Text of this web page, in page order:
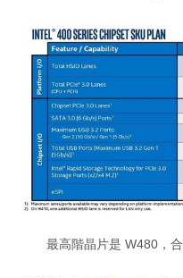
最高階晶片是 W480，